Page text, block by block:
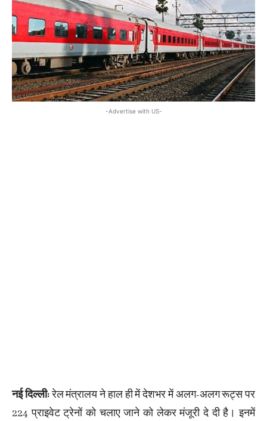
-Advertise with US-
नई दिल्ली:रेल मंत्रालय ने हाल ही में देशभर में अलग-अलग रूट्स पर
224 प्राइवेट ट्रेनों को चलाए जाने को लेकर मंजूरी दे दी है। इनमें